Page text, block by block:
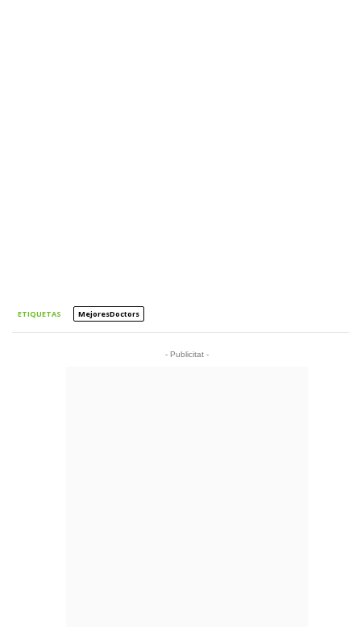
ETIQUETAS MejoresDoctors
- Publicitat -